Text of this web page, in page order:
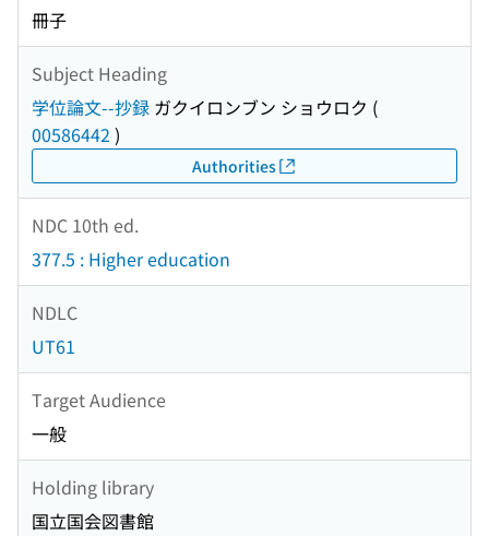
冊子
Subject Heading
学位論文--抄録 ガクイロンブン ショウロク (
00586442 )
Authorities
NDC 10th ed.
377.5 : Higher education
NDLC
UT61
Target Audience
一般
Holding library
国立国会図書館